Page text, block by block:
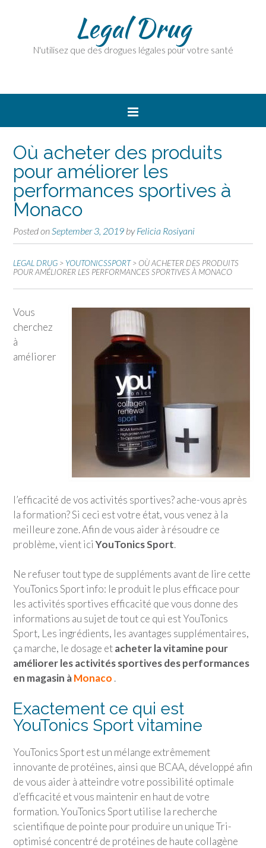
Legal Drug
N'utilisez que des drogues légales pour votre santé
Où acheter des produits
pour améliorer les
performances sportives à
Monaco
Posted onSeptember 3, 2019 byFelicia Rosiyani
LEGAL DRUG > YOUTONICSSPORT > OÙ ACHETER DES PRODUITS
POUR AMÉLIORER LES PERFORMANCES SPORTIVES À MONACO
Vous
cherchez
à
améliorer
l’efficacité de vos activités sportives? ache-vous après
la formation? Si ceci est votre état, vous venez à la
meilleure zone. Afin de vous aider à résoudre ce
problème, vient iciYouTonics Sport.
Ne refuser tout type de suppléments avant de lire cette
YouTonics Sportinfo: le produit le plus efficace pour
les activités sportives efficacité que vous donne des
informations au sujet de tout ce qui estYouTonics
Sport, Les ingrédients, les avantages supplémentaires,
ça marche, le dosage etacheter la vitamine pour
améliorer les activités sportives des performances
en magasin àMonaco .
Exactement ce qui est
YouTonics Sportvitamine
YouTonics Sportest un mélange extrêmement
innovante de protéines, ainsi que BCAA, développé afin
de vous aider à atteindre votre possibilité optimale
d’efficacité et vous maintenir en haut de votre
formation.YouTonics Sportutilise la recherche
scientifique de pointe pour produire un unique Tri-
optimisé concentré de protéines de haute collagène